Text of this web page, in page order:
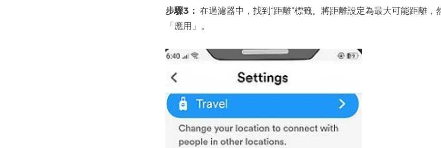
步驟3： 在過濾器中，找到“距離”標籤。將距離設定為最大可能距離，
「應用」。